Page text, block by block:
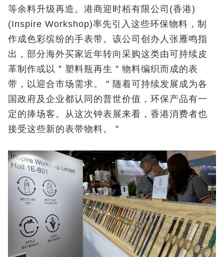
等余料升级再造。港商迎时栢有限公司(香港)
(Inspire Workshop)率先引入这些环保物料，制
作成色彩缤纷的手表带。该公司创办人张雁鸣指
出，部分海外买家近年转向采购这类由可持续皮
革制作或以＂塑料瓶再生＂物料编织而成的表
带，以迎合市场需求。＂随着可持续发展成为各
国政府及企业都认同的普世价值，环保产品有一
定的捧场客。从这次钟表展来看，香港消费者也
接受这些新的表带物料。＂